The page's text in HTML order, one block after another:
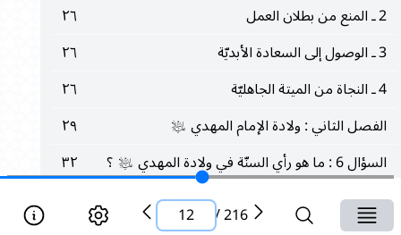
2 ـ المنع من بطلان العمل
٢٦
3 ـ الوصول إلى السعادة الأبديّة
٢٦
4 ـ النجاة من الميتة الجاهليّة
٢٦
الفصل الثاني : ولادة الإمام المهدي عليه‌السلام
٢٩
السؤال 6 : ما هو رأي السنّة في ولادة المهدي
عليه‌السلام ؟
٣٢
السؤال 7 : هل رؤي الإمام المهدي
عليه‌السلامأيّام طفولته ؟
216
/
12